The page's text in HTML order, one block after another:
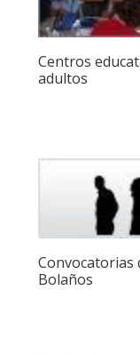
Centros
adultos
Convocatorias
Bolaños